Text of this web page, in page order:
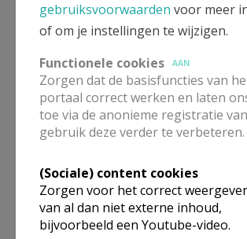
In deze kerk vinden geen weekendvieringen
raadplegen.
Omgeving
gebruiksvoorwaarden voor meer
of om je instellingen te wijzigen.
Functionele cookies
AAN
Zorgen dat de basisfuncties van
portaal correct werken en laten
toe via de anonieme registratie
gebruik deze verder te verbeteren.
(Sociale) content cookies
Zorgen voor het correct
van al dan niet externe inhoud,
bijvoorbeeld een Youtube-video.